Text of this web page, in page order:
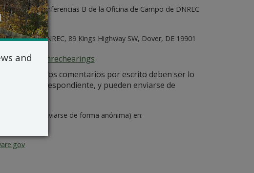
la Sala de Conferencias B de la Oficina de Campo de DNREC
de DNREC, 89 Kings Highway SW, Dover, DE 19901
de.gov/dnrechearings
de 2025. Los comentarios por escrito deben ser lo
correspondiente, y pueden enviarse de
pueden enviarse de forma anónima) en:
and